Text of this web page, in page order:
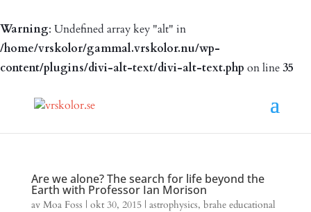
Warning: Undefined array key "alt" in
/home/vrskolor/gammal.vrskolor.nu/wp-
content/plugins/divi-alt-text/divi-alt-text.php on line35
Are we alone? The search for life beyond the
Earth with Professor Ian Morison
av Moa Foss | okt 30, 2015| astrophysics, brahe educational